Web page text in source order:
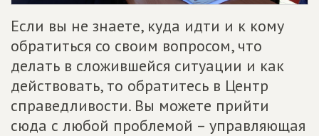
Если вы не знаете, куда идти и к кому
обратиться со своим вопросом, что
делать в сложившейся ситуации и как
действовать, то обратитесь в Центр
справедливости. Вы можете прийти
сюда с любой проблемой – управляющая